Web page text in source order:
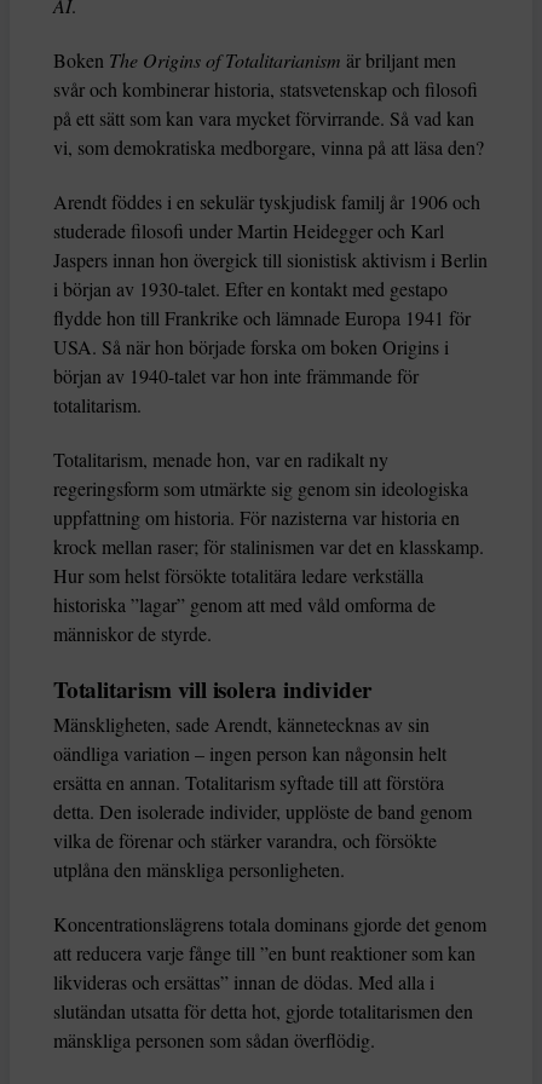
AI.
Boken The Origins of Totalitarianism är briljant men
svår och kombinerar historia, statsvetenskap och filosofi
på ett sätt som kan vara mycket förvirrande. Så vad kan
vi, som demokratiska medborgare, vinna på att läsa den?
Arendt föddes i en sekulär tyskjudisk familj år 1906 och
studerade filosofi under Martin Heidegger och Karl
Jaspers innan hon övergick till sionistisk aktivism i Berlin
i början av 1930-talet. Efter en kontakt med gestapo
flydde hon till Frankrike och lämnade Europa 1941 för
USA. Så när hon började forska om boken Origins i
början av 1940-talet var hon inte främmande för
totalitarism.
Totalitarism, menade hon, var en radikalt ny
regeringsform som utmärkte sig genom sin ideologiska
uppfattning om historia. För nazisterna var historia en
krock mellan raser; för stalinismen var det en klasskamp.
Hur som helst försökte totalitära ledare verkställa
historiska ”lagar” genom att med våld omforma de
människor de styrde.
Totalitarism vill isolera individer
Mänskligheten, sade Arendt, kännetecknas av sin
oändliga variation – ingen person kan någonsin helt
ersätta en annan. Totalitarism syftade till att förstöra
detta. Den isolerade individer, upplöste de band genom
vilka de förenar och stärker varandra, och försökte
utplåna den mänskliga personligheten.
Koncentrationslägrens totala dominans gjorde det genom
att reducera varje fånge till ”en bunt reaktioner som kan
likvideras och ersättas” innan de dödas. Med alla i
slutändan utsatta för detta hot, gjorde totalitarismen den
mänskliga personen som sådan överflödig.